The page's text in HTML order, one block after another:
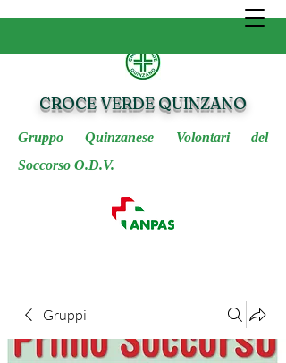
CROCE VERDE QUINZANO
Gruppo Quinzanese Volontari del
Soccorso O.D.V.
Gruppi